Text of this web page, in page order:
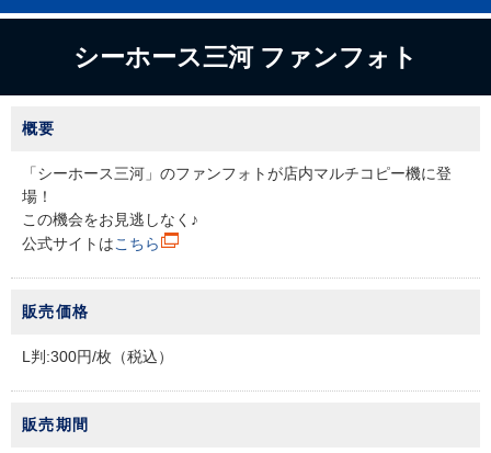
セブンプレミアム
ギフト
プリペイドカード・金券
マルチコピー機でできること
コピー
プリント
ファクス
チケット
宅配便
切手・はがき・印紙
ご利用可能なお支払い方法
各種料金のお支払い
チケットサービス
セブンチケット
イープラス
セブン‐イレブンでお受取り
セブンネットショッピング
ニュースリリース
企業理念
会社概要
沿革
国内店舗数
サステナビリティ
セブン＆アイ・ホールディングスの重点課題
サステナビリティ活動基本方針
GREEN CHALLENGE 2050
4VISIONS
加盟店オーナー募集
店舗検索
Language
English (Corporate)
シーホース三河 ファンフォト
概要
「シーホース三河」のファンフォトが店内マルチコピー機に登
場！
この機会をお見逃しなく♪
公式サイトはこちら
販売価格
L判:300円/枚（税込）
販売期間